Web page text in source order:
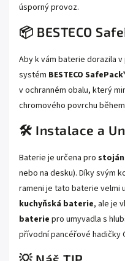
úsporný provoz.
📦 BESTECO
Aby k vám baterie dorazila
systém BESTECO
v ochranném obalu, který
chromového povrchu
🛠️ Instalace a
Baterie je určena pro
nebo na desku). Díky svým
rameni je tato baterie velmi
kuchyňská baterie, ale je
baterie pro umyvadla s
přívodní pancéřové hadičky